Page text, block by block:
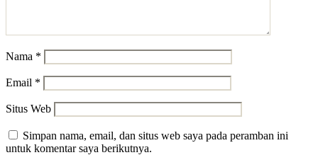
Nama *
Email *
Situs Web
Simpan nama, email, dan situs web saya pada peramban ini
untuk komentar saya berikutnya.